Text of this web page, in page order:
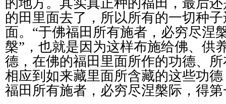
的地方。其实真正种的福田，最后
的田里面去了，所以所有的一切种
面。 “于佛福田所有施者，必穷尽涅
槃” ，也就是因为这样布施给佛、供
德，在佛的福田里面所作的功德、
相应到如来藏里面所含藏的这些功德
福田所有施者，必穷尽涅槃际，得